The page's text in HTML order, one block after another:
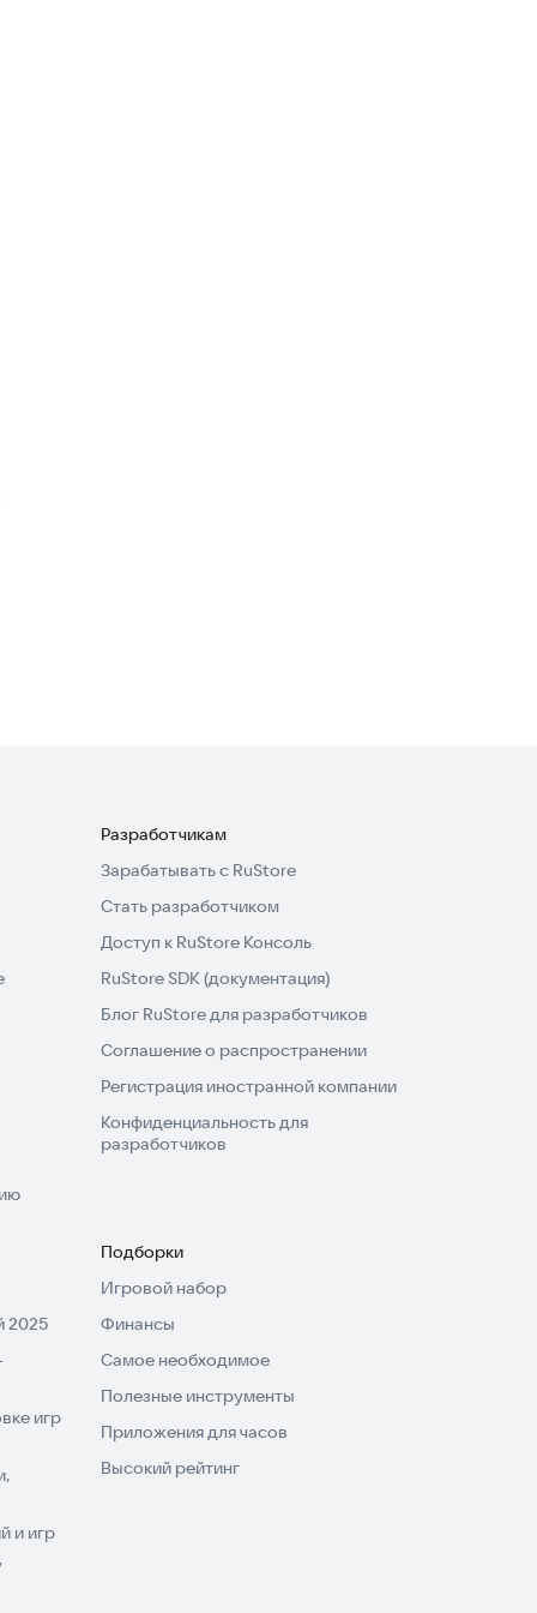
Разработчикам
Зарабатывать с RuStore
Стать разработчиком
Доступ к RuStore Консоль
RuStore SDK (документация)
Блог RuStore для разработчиков
Соглашение о распространении
Регистрация иностранной компании
Конфиденциальность для
разработчиков
2025
игр
и игр
Подборки
Игровой набор
Финансы
Самое необходимое
Полезные инструменты
Приложения для часов
Высокий рейтинг